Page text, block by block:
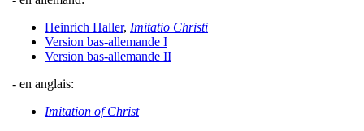
Heinrich Haller, Imitatio Christi
Version bas-allemande I
Version bas-allemande II
- en anglais:
Imitation of Christ